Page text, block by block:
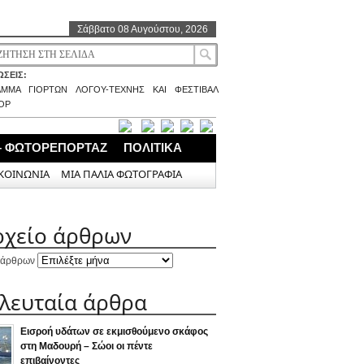
Σάββατο 08 Αυγούστου, 2026
ΓΙΟΡΤΩΝ ΛΟΓΟΥ-ΤΕΧΝΗΣ ΚΑΙ ΦΕΣΤΙΒΑΛ
ΦΩΤΟΡΕΠΟΡΤΑΖ ΠΟΛΙΤΙΚΑ
ΜΙΑ ΠΑΛΙΑ ΦΩΤΟΓΡΑΦΙΑ
άρθρων
άρθρων
άρθρα
Εισροή υδάτων σε εκμισθούμενο σκάφος
στη Μαδουρή – Σώοι οι πέντε
επιβαίνοντες